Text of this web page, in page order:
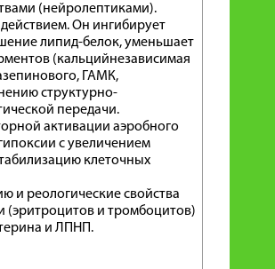
(нейролептиками).
Он ингибирует
липид-белок, уменьшает
(кальцийнезависимая
ГАМК,
структурно-
передачи.
активации аэробного
с увеличением
клеточных
и реологические свойства
(эритроцитов и тромбоцитов)
и ЛПНП.